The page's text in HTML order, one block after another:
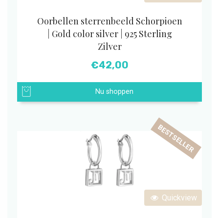
Oorbellen sterrenbeeld Schorpioen
| Gold color silver | 925 Sterling
Zilver
€42,00
Nu shoppen
Quickview
BESTSELLER